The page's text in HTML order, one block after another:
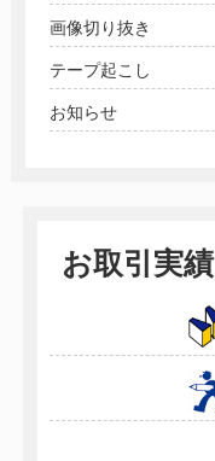
画像切り抜き
テープ起こし
お知らせ
お取引実績